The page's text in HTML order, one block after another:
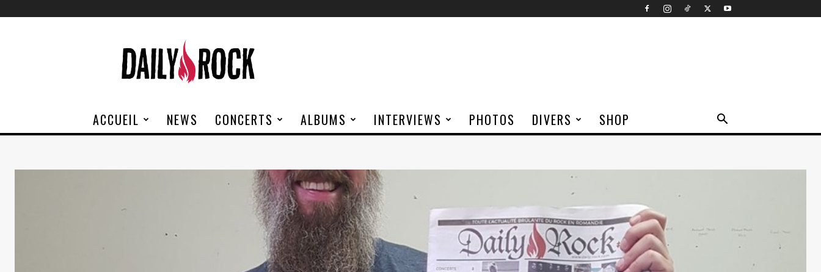
Rock
ACCUEIL NEWS CONCERTS ALBUMS INTERVIEWS PHOTOS DIVERS SHOP